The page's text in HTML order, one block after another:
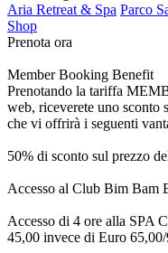
Aria Retreat & Spa Parco
Shop
Prenota ora
Member Booking Benefit
Prenotando la tariffa
web, riceverete uno sconto
che vi offrirà i seguenti
50% di sconto sul prezzo
Accesso al Club Bim Bam
Accesso di 4 ore alla SPA
45,00 invece di Euro